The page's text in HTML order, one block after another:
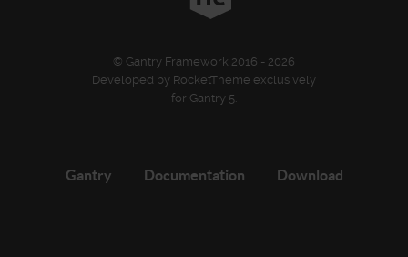
© Gantry Framework 2016 - 2026
Developed by RocketTheme exclusively
for Gantry 5.
Gantry Documentation Download